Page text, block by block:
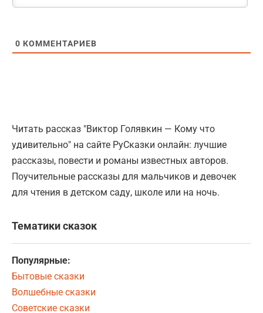
0 КОММЕНТАРИЕВ
Читать рассказ "Виктор Голявкин — Кому что
удивительно" на сайте РуСказки онлайн: лучшие
рассказы, повести и романы известных авторов.
Поучительные рассказы для мальчиков и девочек
для чтения в детском саду, школе или на ночь.
Тематики сказок
Популярные:
Бытовые сказки
Волшебные сказки
Советские сказки